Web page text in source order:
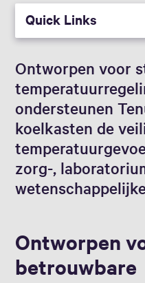
Quick Links
Ontworpen voor
ondersteunen
koelkasten de
zorg-,
Ontworpen
betrouwbare